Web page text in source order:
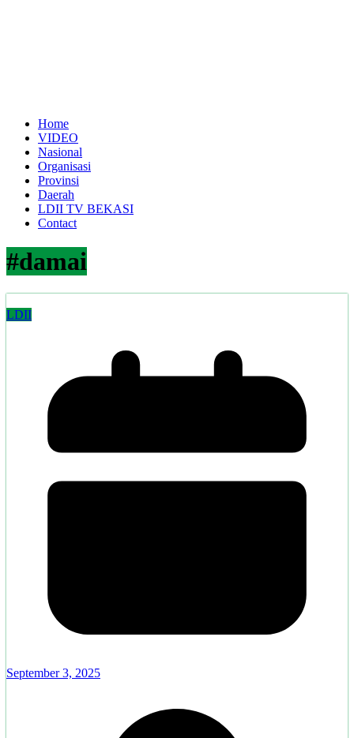
Home
VIDEO
Nasional
Organisasi
Provinsi
Daerah
LDII TV BEKASI
Contact
#damai
LDII
September 3, 2025